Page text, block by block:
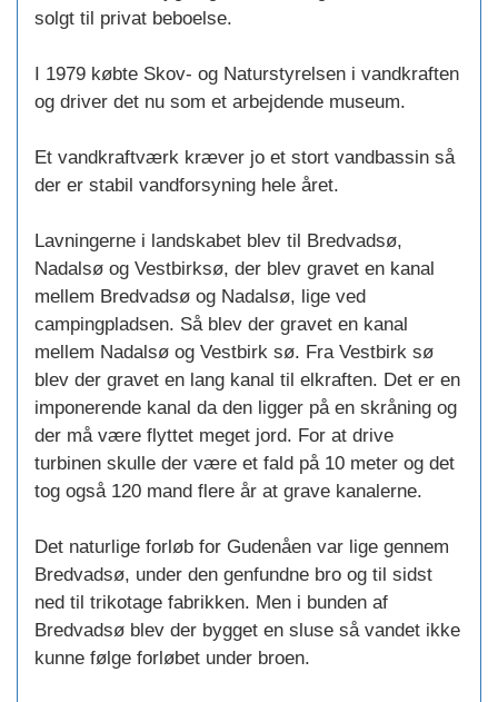
solgt til privat beboelse.
I 1979 købte Skov- og Naturstyrelsen i vandkraften
og driver det nu som et arbejdende museum.
Et vandkraftværk kræver jo et stort vandbassin så
der er stabil vandforsyning hele året.
Lavningerne i landskabet blev til Bredvadsø,
Nadalsø og Vestbirksø, der blev gravet en kanal
mellem Bredvadsø og Nadalsø, lige ved
campingpladsen. Så blev der gravet en kanal
mellem Nadalsø og Vestbirk sø. Fra Vestbirk sø
blev der gravet en lang kanal til elkraften. Det er en
imponerende kanal da den ligger på en skråning og
der må være flyttet meget jord. For at drive
turbinen skulle der være et fald på 10 meter og det
tog også 120 mand flere år at grave kanalerne.
Det naturlige forløb for Gudenåen var lige gennem
Bredvadsø, under den genfundne bro og til sidst
ned til trikotage fabrikken. Men i bunden af
Bredvadsø blev der bygget en sluse så vandet ikke
kunne følge forløbet under broen.